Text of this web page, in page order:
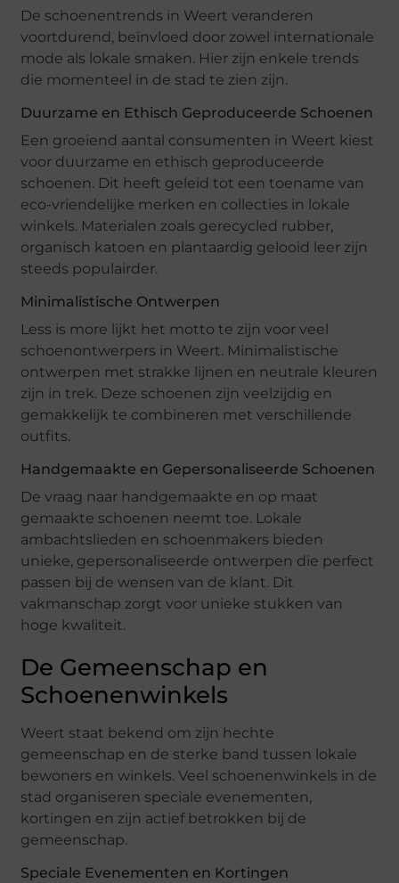
De schoenentrends in Weert veranderen
voortdurend, beïnvloed door zowel internationale
mode als lokale smaken. Hier zijn enkele trends
die momenteel in de stad te zien zijn.
Duurzame en Ethisch Geproduceerde Schoenen
Een groeiend aantal consumenten in Weert kiest
voor duurzame en ethisch geproduceerde
schoenen. Dit heeft geleid tot een toename van
eco-vriendelijke merken en collecties in lokale
winkels. Materialen zoals gerecycled rubber,
organisch katoen en plantaardig gelooid leer zijn
steeds populairder.
Minimalistische Ontwerpen
Less is more lijkt het motto te zijn voor veel
schoenontwerpers in Weert. Minimalistische
ontwerpen met strakke lijnen en neutrale kleuren
zijn in trek. Deze schoenen zijn veelzijdig en
gemakkelijk te combineren met verschillende
outfits.
Handgemaakte en Gepersonaliseerde Schoenen
De vraag naar handgemaakte en op maat
gemaakte schoenen neemt toe. Lokale
ambachtslieden en schoenmakers bieden
unieke, gepersonaliseerde ontwerpen die perfect
passen bij de wensen van de klant. Dit
vakmanschap zorgt voor unieke stukken van
hoge kwaliteit.
De Gemeenschap en
Schoenenwinkels
Weert staat bekend om zijn hechte
gemeenschap en de sterke band tussen lokale
bewoners en winkels. Veel schoenenwinkels in de
stad organiseren speciale evenementen,
kortingen en zijn actief betrokken bij de
gemeenschap.
Speciale Evenementen en Kortingen